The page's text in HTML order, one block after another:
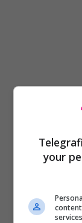
Derivatet E
your